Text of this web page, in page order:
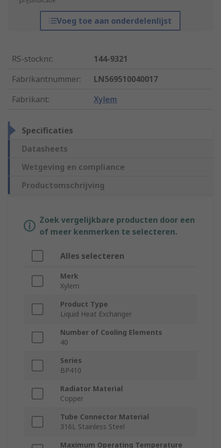
Voeg toe aan onderdelenlijst
RS-stocknr.:
144-9321
Fabrikantnummer:
LN569510040017
Fabrikant: Xylem
Specificaties
Datasheets
Wetgeving en compliance
Productomschrijving
Zoek vergelijkbare producten door een
of meer kenmerken te selecteren.
Alles selecteren
Merk
Xylem
Product Type
Liquid Heat Exchanger
Number of Cooling Elements
40
Series
BP410
Radiator Material
Copper
Tube Connector Material
316L Stainless Steel
Maximum Operating Temperature